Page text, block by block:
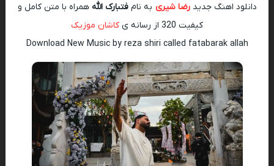
دانلود اهنگ جدیدرضا شیری به نامفتبارک الله همراه با متن کامل و
کیفیت 320 از رسانه ی
کاشان موزیک
Download New Music by reza shiri called fatabarak allah